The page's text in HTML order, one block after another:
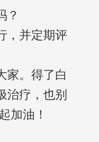
？
，并定期评
家。得了白
治疗，也别
加油！